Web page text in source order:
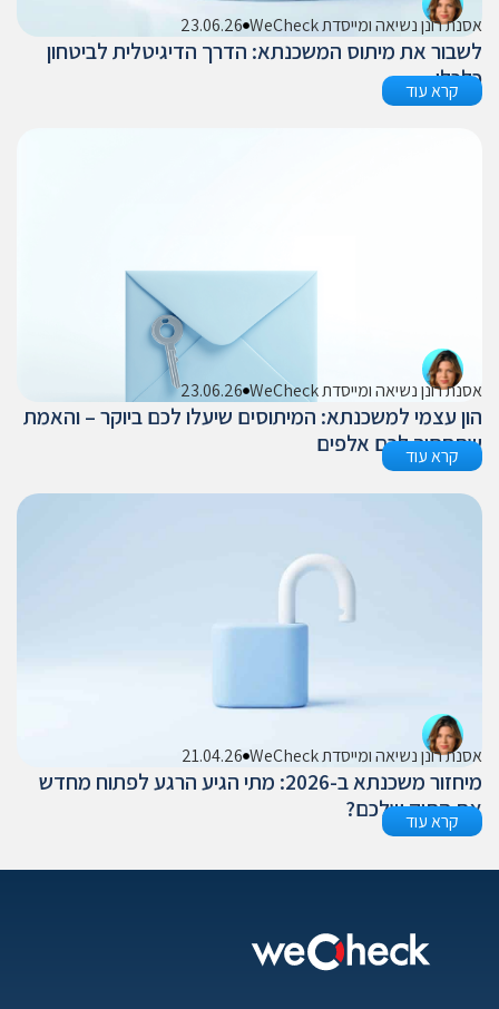
אסנת רונן נשיאה ומייסדת WeCheck 23.06.26
לשבור את מיתוס המשכנתא: הדרך הדיגיטלית לביטחון
כלכליקרא עוד
אסנת רונן נשיאה ומייסדת WeCheck 23.06.26
הון עצמי למשכנתא: המיתוסים שיעלו לכם ביוקר – והאמת
שתחסוך לכם אלפים
קרא עוד
אסנת רונן נשיאה ומייסדת WeCheck 21.04.26
מיחזור משכנתא ב-2026: מתי הגיע הרגע לפתוח מחדש
את התיק שלכם?
קרא עוד